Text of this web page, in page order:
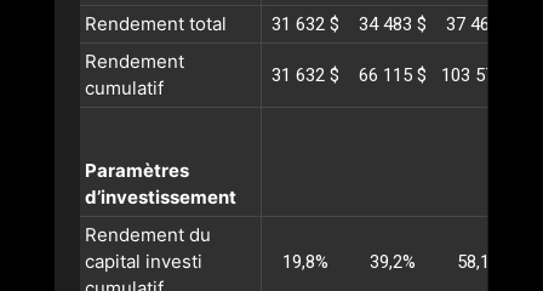
Rendement total 31 632 $ 34 483 $ 37 463 $
Rendement
cumulatif
31 632 $ 66 115 $ 103 578 $
Paramètres
d’investissement
Rendement du
capital investi
19,8% 39,2% 58,1%